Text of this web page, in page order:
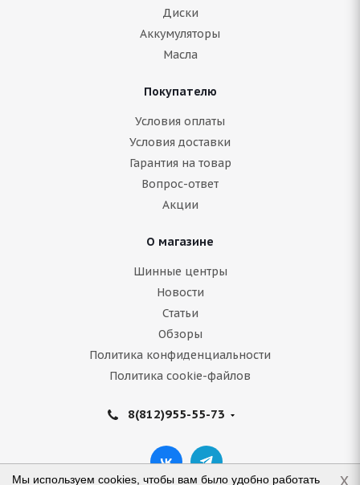
Диски
Аккумуляторы
Масла
Покупателю
Условия оплаты
Условия доставки
Гарантия на товар
Вопрос-ответ
Акции
О магазине
Шинные центры
Новости
Статьи
Обзоры
Политика конфиденциальности
Политика cookie-файлов
8(812)955-55-73
Мы используем cookies, чтобы вам было удобно работать x